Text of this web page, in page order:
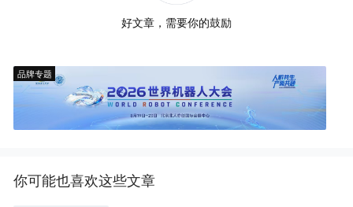
好文章，需要你的鼓励
品牌专题
你可能也喜欢这些文章